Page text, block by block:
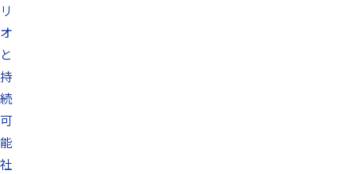
リ
オ
と
持
続
可
能
社